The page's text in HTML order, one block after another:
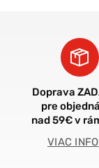
Doprava
pre
nad 59€ v
VIAC INFO